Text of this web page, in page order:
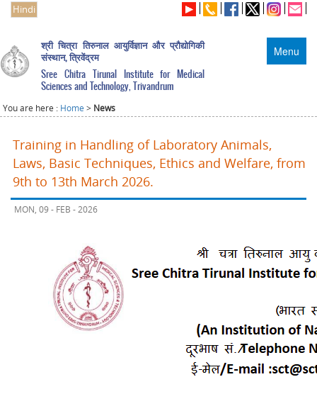
Hindi
Menu
श्री चित्रा तिरुनाल आयुर्विज्ञान और प्रौद्योगिकी
संस्थान, त्रिवेंद्रम
Sree Chitra Tirunal Institute for Medical
Sciences and Technology, Trivandrum
You are here : Home > News
Training in Handling of Laboratory Animals,
Laws, Basic Techniques, Ethics and Welfare, from
9th to 13th March 2026.
MON, 09 - FEB - 2026